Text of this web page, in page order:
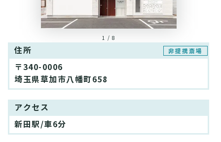
1 / 8
住所 非提携斎場
〒340-0006
埼玉県草加市八幡町658
アクセス
新田駅/車6分